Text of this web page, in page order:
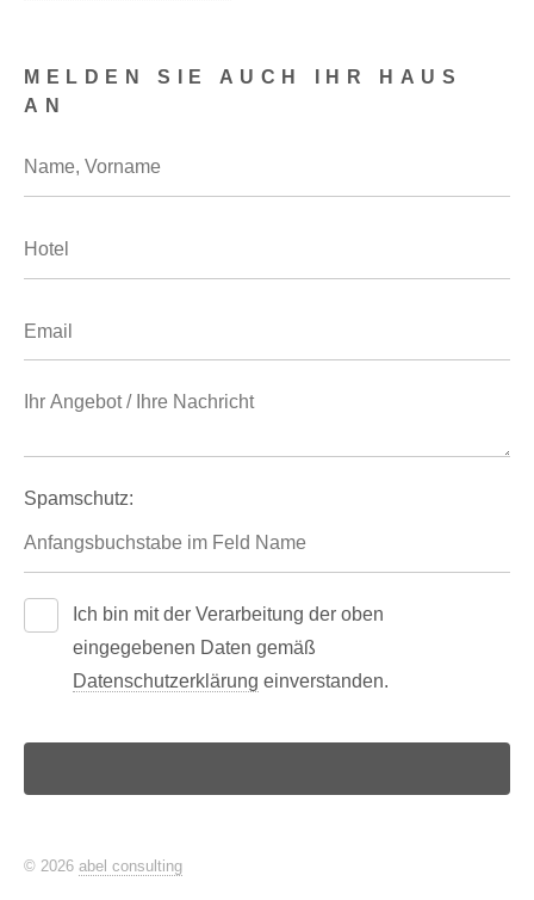
MELDEN SIE AUCH IHR HAUS
AN
Spamschutz:
Ich bin mit der Verarbeitung der oben
eingegebenen Daten gemäß
Datenschutzerklärung einverstanden.
© 2026 abel consulting